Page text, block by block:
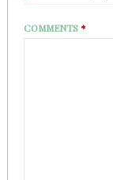
COMMENTS*